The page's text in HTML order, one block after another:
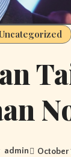
admin October